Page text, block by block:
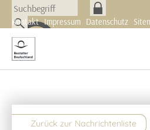
Skip to main navigation
Zum Hauptinhalt springen
Skip to page footer
Kontakt Impressum Datenschutz
Zurück zur Nachrichtenliste